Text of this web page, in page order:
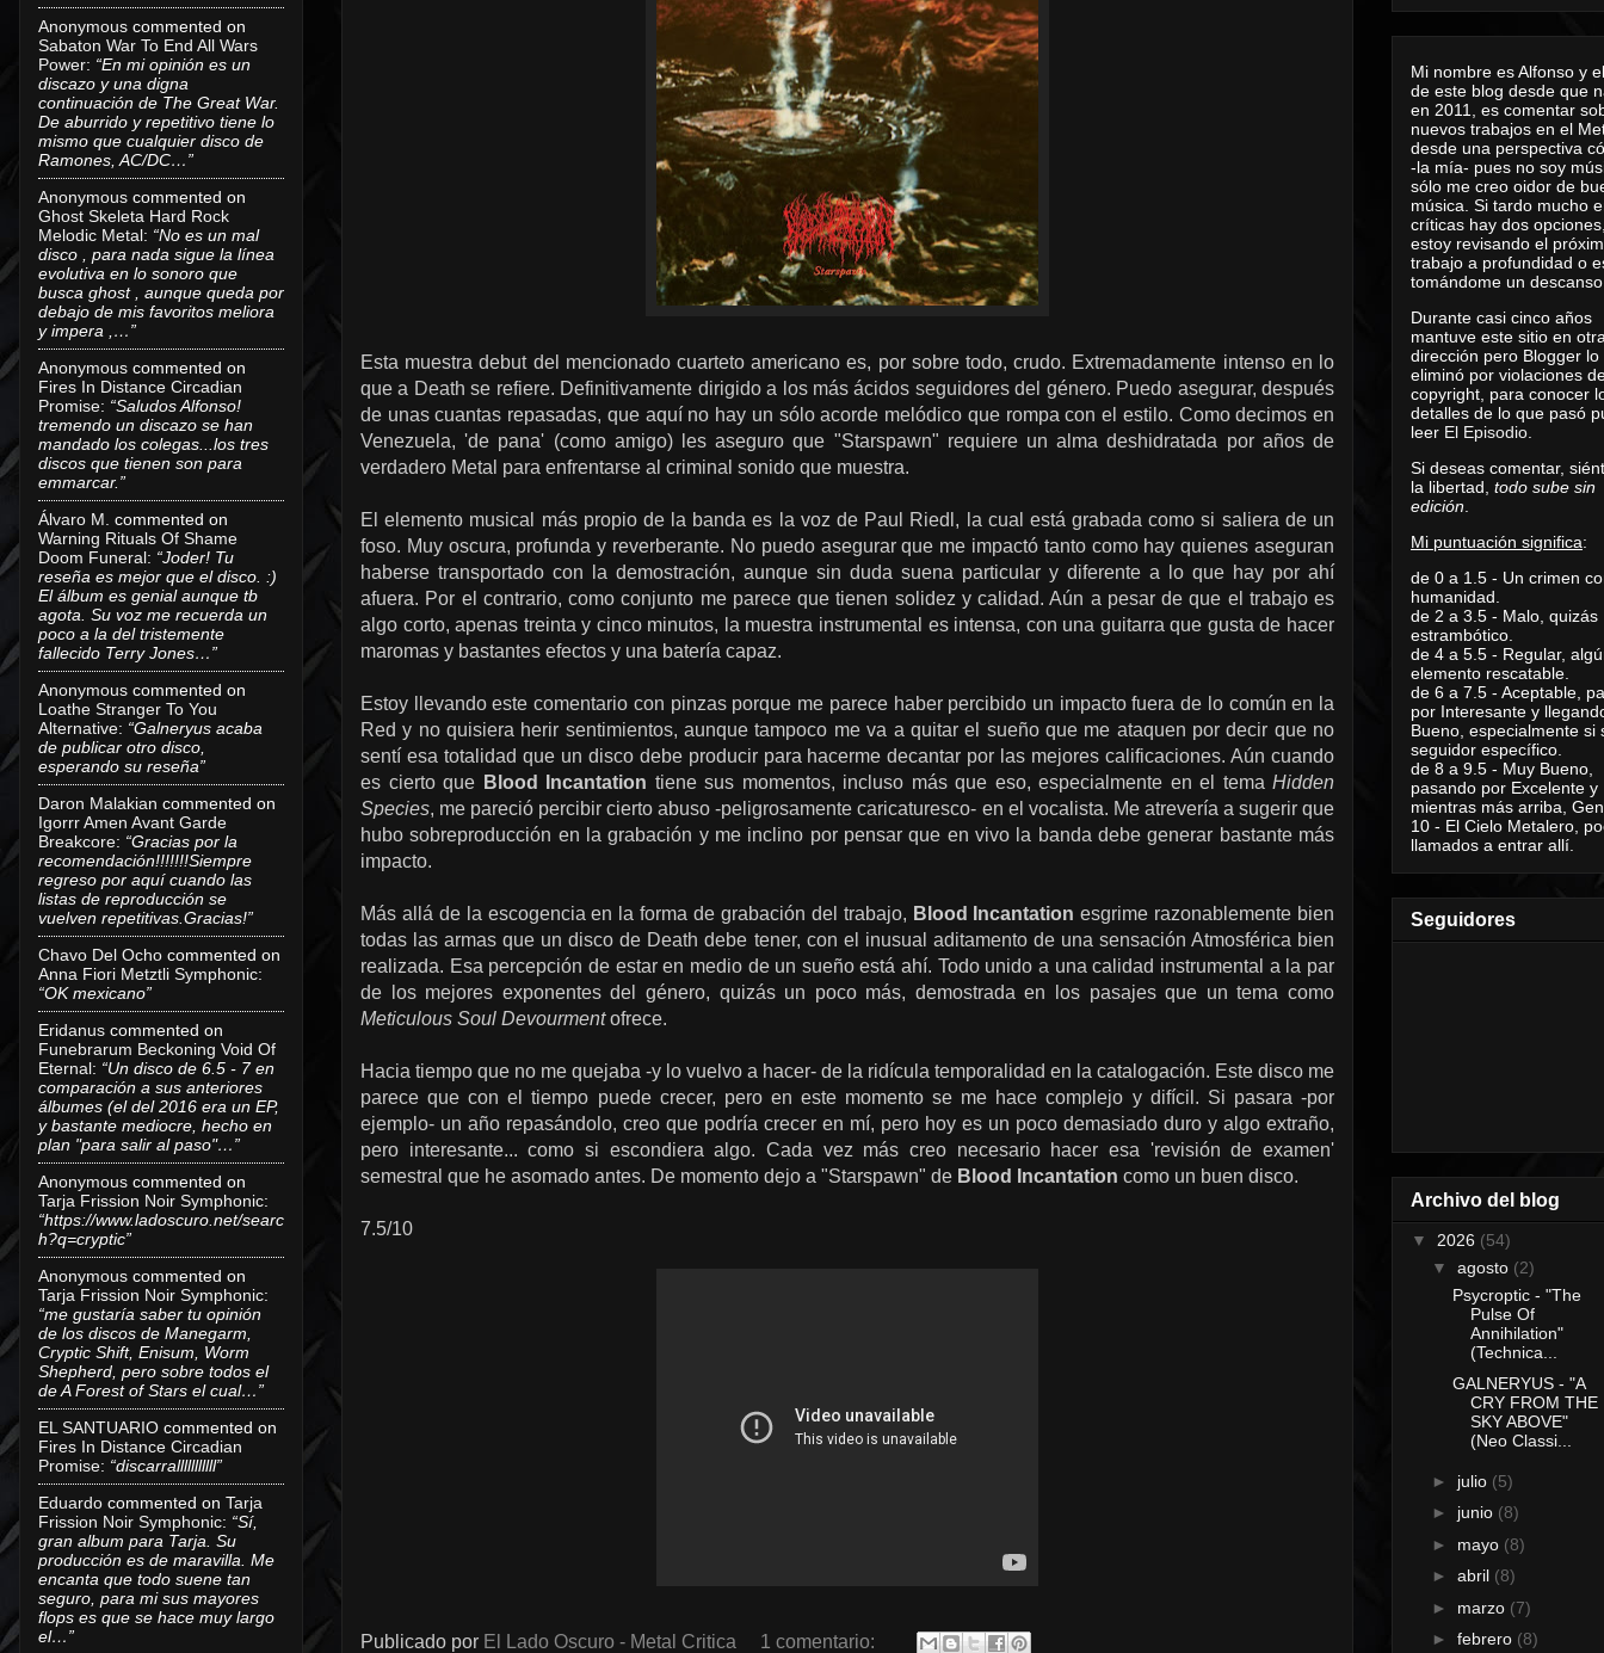
Esta muestra debut del mencionado cuarteto americano es, por sobre todo, crudo. Extremadamente intenso en lo
que a Death se refiere. Definitivamente dirigido a los más ácidos seguidores del género. Puedo asegurar, después
de unas cuantas repasadas, que aquí no hay un sólo acorde melódico que rompa con el estilo. Como decimos en
Venezuela, 'de pana' (como amigo) les aseguro que "Starspawn" requiere un alma deshidratada por años de
verdadero Metal para enfrentarse al criminal sonido que muestra.
El elemento musical más propio de la banda es la voz de Paul Riedl, la cual está grabada como si saliera de un
foso. Muy oscura, profunda y reverberante. No puedo asegurar que me impactó tanto como hay quienes aseguran
haberse transportado con la demostración, aunque sin duda suena particular y diferente a lo que hay por ahí
afuera. Por el contrario, como conjunto me parece que tienen solidez y calidad. Aún a pesar de que el trabajo es
algo corto, apenas treinta y cinco minutos, la muestra instrumental es intensa, con una guitarra que gusta de hacer
maromas y bastantes efectos y una batería capaz.
Estoy llevando este comentario con pinzas porque me parece haber percibido un impacto fuera de lo común en la
Red y no quisiera herir sentimientos, aunque tampoco me va a quitar el sueño que me ataquen por decir que no
sentí esa totalidad que un disco debe producir para hacerme decantar por las mejores calificaciones. Aún cuando
es cierto que Blood Incantation tiene sus momentos, incluso más que eso, especialmente en el tema Hidden
Species, me pareció percibir cierto abuso -peligrosamente caricaturesco- en el vocalista. Me atrevería a sugerir que
hubo sobreproducción en la grabación y me inclino por pensar que en vivo la banda debe generar bastante más
impacto.
Más allá de la escogencia en la forma de grabación del trabajo, Blood Incantationesgrime razonablemente bien
todas las armas que un disco de Death debe tener, con el inusual aditamento de una sensación Atmosférica bien
realizada. Esa percepción de estar en medio de un sueño está ahí. Todo unido a una calidad instrumental a la par
de los mejores exponentes del género, quizás un poco más, demostrada en los pasajes que un tema como
Meticulous Soul Devourmentofrece.
Hacia tiempo que no me quejaba -y lo vuelvo a hacer- de la ridícula temporalidad en la catalogación. Este disco me
parece que con el tiempo puede crecer, pero en este momento se me hace complejo y difícil. Si pasara -por
ejemplo- un año repasándolo, creo que podría crecer en mí, pero hoy es un poco demasiado duro y algo extraño,
pero interesante... como si escondiera algo. Cada vez más creo necesario hacer esa 'revisión de examen'
semestral que he asomado antes. De momento dejo a "Starspawn" de Blood Incantation como un buen disco.
7.5/10
Publicado por El Lado Oscuro - Metal Critica
1 comentario:
Anonymous commented on
Sabaton War To End All Wars
Power: “En mi opinión es un
discazo y una digna
continuación de The Great War.
De aburrido y repetitivo tiene lo
mismo que cualquier disco de
Ramones, AC/DC…”
Anonymous commented on
Ghost Skeleta Hard Rock
Melodic Metal: “No es un mal
disco , para nada sigue la línea
evolutiva en lo sonoro que
busca ghost , aunque queda por
debajo de mis favoritos meliora
y impera ,…”
Anonymous commented on
Fires In Distance Circadian
Promise: “Saludos Alfonso!
tremendo un discazo se han
mandado los colegas...los tres
discos que tienen son para
emmarcar.”
Álvaro M. commented on
Warning Rituals Of Shame
Doom Funeral: “Joder! Tu
reseña es mejor que el disco. :)
El álbum es genial aunque tb
agota. Su voz me recuerda un
poco a la del tristemente
fallecido Terry Jones…”
Anonymous commented on
Loathe Stranger To You
Alternative: “Galneryus acaba
de publicar otro disco,
esperando su reseña”
Daron Malakian commented on
Igorrr Amen Avant Garde
Breakcore: “Gracias por la
recomendación!!!!!!!Siempre
regreso por aquí cuando las
listas de reproducción se
vuelven repetitivas.Gracias!”
Chavo Del Ocho commented on
Anna Fiori Metztli Symphonic:
“OK mexicano”
Eridanus commented on
Funebrarum Beckoning Void Of
Eternal: “Un disco de 6.5 - 7 en
comparación a sus anteriores
álbumes (el del 2016 era un EP,
y bastante mediocre, hecho en
plan "para salir al paso"…”
Anonymous commented on
Tarja Frission Noir Symphonic:
“https://www.ladoscuro.net/searc
h?q=cryptic”
Anonymous commented on
Tarja Frission Noir Symphonic:
“me gustaría saber tu opinión
de los discos de Manegarm,
Cryptic Shift, Enisum, Worm
Shepherd, pero sobre todos el
de A Forest of Stars el cual…”
EL SANTUARIO commented on
Fires In Distance Circadian
Promise: “discarralllllllllll”
Eduardo commented on Tarja
Frission Noir Symphonic: “Sí,
gran album para Tarja. Su
producción es de maravilla. Me
encanta que todo suene tan
seguro, para mi sus mayores
flops es que se hace muy largo
el…”
Mi nombre es Alfonso y
de este blog desde que
en 2011, es comentar
nuevos trabajos en el
desde una perspectiva
-la mía- pues no soy
sólo me creo oidor de
música. Si tardo mucho
críticas hay dos
estoy revisando el
trabajo a profundidad o
tomándome un
Durante casi cinco años
mantuve este sitio en
dirección pero Blogger lo
eliminó por violaciones
copyright, para conocer
detalles de lo que pasó
leer El Episodio
Si deseas comentar,
la libertad, todo sube sin
edición
Mi puntuación significa:
de 0 a 1.5 - Un crimen
humanidad.
de 2 a 3.5 - Malo, quizás
estrambótico.
de 4 a 5.5 - Regular,
elemento rescatable.
de 6 a 7.5 - Aceptable,
por Interesante y
Bueno, especialmente si
seguidor específico.
de 8 a 9.5 - Muy Bueno,
pasando por Excelente y
mientras más arriba,
10 - El Cielo Metalero,
llamados a entrar allí.
Seguidores
Archivo del blog
▼ 2026 (54)
▼ agosto (2)
Psycroptic - "The
Pulse Of
Annihilation"
(Technica...
GALNERYUS - "A
CRY FROM THE
SKY ABOVE"
(Neo Classi...
► julio (5)
► junio (8)
► mayo (8)
► abril (8)
► marzo (7)
► febrero (8)